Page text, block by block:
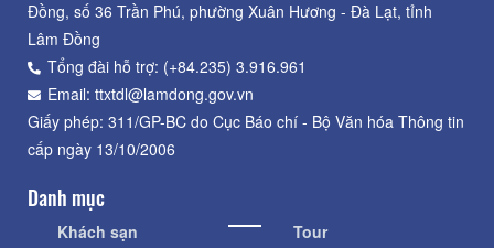
Đồng, số 36 Trần Phú, phường Xuân Hương - Đà Lạt, tỉnh
Lâm Đồng
Tổng đài hỗ trợ: (+84.235) 3.916.961
Email: ttxtdl@lamdong.gov.vn
Giấy phép: 311/GP-BC do Cục Báo chí - Bộ Văn hóa Thông tin
cấp ngày 13/10/2006
Danh mục
Khách sạn
Tour